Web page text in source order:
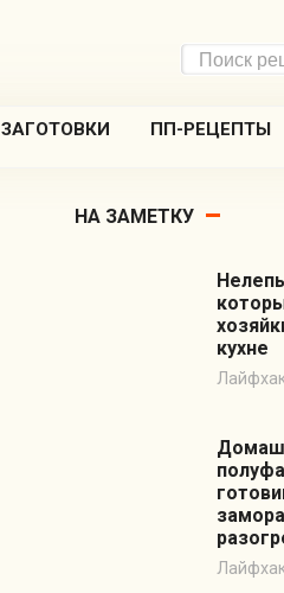
ЗАГОТОВКИ ПП-РЕЦЕПТЫ
НА ЗАМЕТКУ
кухне